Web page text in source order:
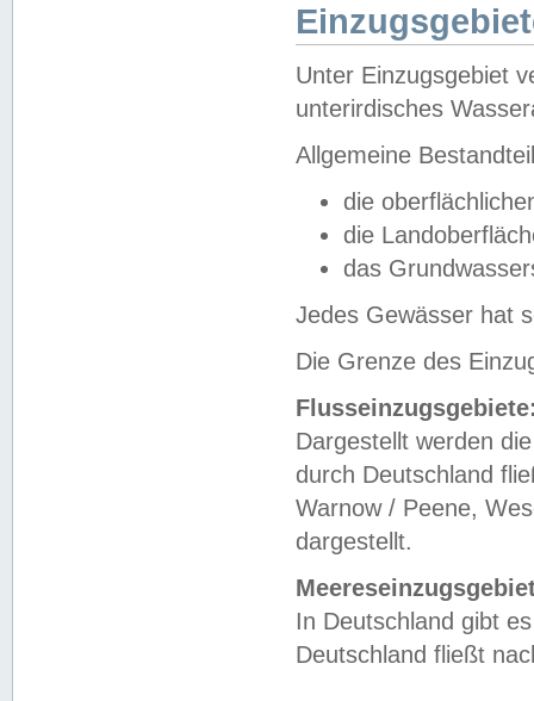
Unter Einzugsgebiet
unterirdisches
Allgemeine
die
die
das
Jedes Gewässer hat
Die Grenze des
Dargestellt werden
durch Deutschland
Warnow / Peene,
dargestellt.
In Deutschland gibt
Deutschland fließt